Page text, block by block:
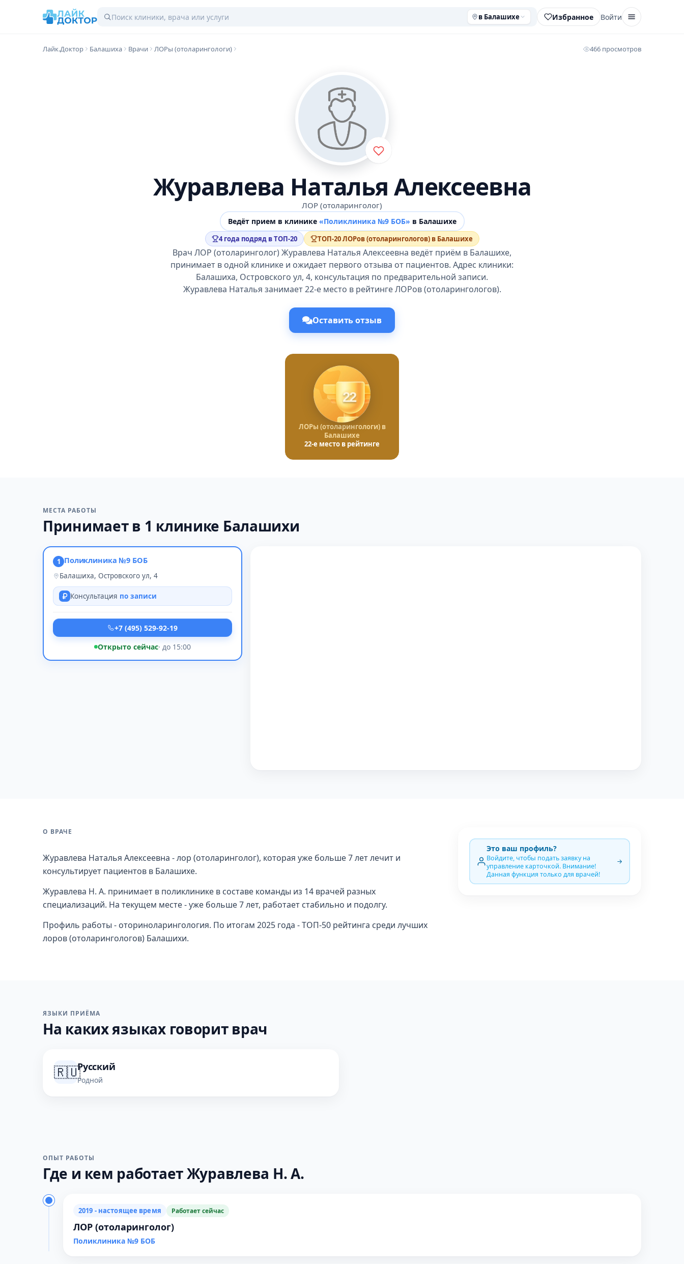
в Балашихе Избранное Войти
Лайк.Доктор Балашиха Врачи ЛОРы (отоларингологи) 466 просмотров
Журавлева Наталья Алексеевна
ЛОР (отоларинголог)
Ведёт прием в клинике «Поликлиника №9 БОБ» в Балашихе
4 года подряд в ТОП-20 ТОП-20 ЛОРов (отоларингологов) в Балашихе
Врач ЛОР (отоларинголог) Журавлева Наталья Алексеевна ведёт приём в Балашихе,
принимает в одной клинике и ожидает первого отзыва от пациентов. Адрес клиники:
Балашиха, Островского ул, 4, консультация по предварительной записи.
Журавлева Наталья занимает 22-е место в рейтинге ЛОРов (отоларингологов).
Оставить отзыв
22
ЛОРы (отоларингологи) в
Балашихе
22-е место в рейтинге
МЕСТА РАБОТЫ
Принимает в 1 клинике Балашихи
1 Поликлиника №9 БОБ
Балашиха, Островского ул, 4
Консультация по записи
+7 (495) 529-92-19
Открыто сейчас· до 15:00
О ВРАЧЕ
Журавлева Наталья Алексеевна - лор (отоларинголог), которая уже больше 7 лет лечит и
консультирует пациентов в Балашихе.
Журавлева Н. А. принимает в поликлинике в составе команды из 14 врачей разных
специализаций. На текущем месте - уже больше 7 лет, работает стабильно и подолгу.
Профиль работы - оториноларингология. По итогам 2025 года - ТОП-50 рейтинга среди лучших
лоров (отоларингологов) Балашихи.
Это ваш профиль?
Войдите, чтобы подать заявку на
управление карточкой. Внимание!
Данная функция только для врачей!
ЯЗЫКИ ПРИЁМА
На каких языках говорит врач
🇷🇺Русский
Родной
ОПЫТ РАБОТЫ
Где и кем работает Журавлева Н. А.
2019 - настоящее время Работает сейчас
ЛОР (отоларинголог)
Поликлиника №9 БОБ